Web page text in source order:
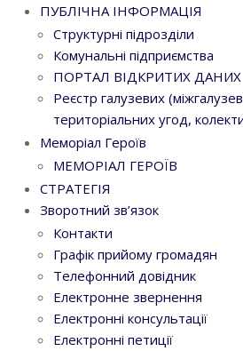
ПУБЛІЧНА ІНФОРМАЦІЯ
Структурні підрозділи
Комунальні підприємства
ПОРТАЛ ВІДКРИТИХ ДАНИХ
Реєстр галузевих
територіальних угод,
Меморіал Героїв
МЕМОРІАЛ ГЕРОЇВ
СТРАТЕГІЯ
Зворотний зв’язок
Контакти
Графік прийому громадян
Телефонний довідник
Електронне звернення
Електронні консультації
Електронні петиції